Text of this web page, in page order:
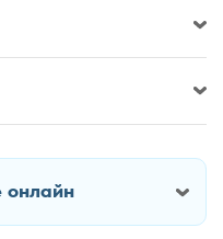
Мелодия
онлайн